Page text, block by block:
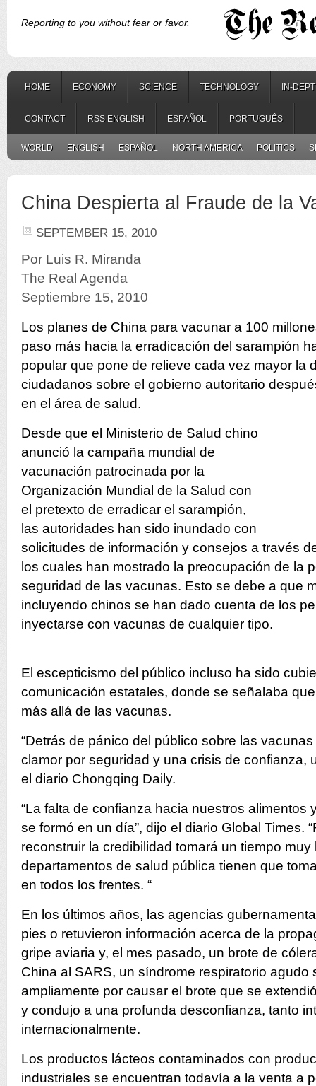
Reporting to you without fear or favor.
HOME ECONOMY SCIENCE TECHNOLOGY IN-
CONTACT RSS ENGLISH ESPAÑOL PORTUGUÊS
WORLD ENGLISH ESPAÑOL NORTH AMERICA POLITICS
China Despierta al Fraude de la
SEPTEMBER 15, 2010
Por Luis R. Miranda
The Real Agenda
Septiembre 15, 2010
Los planes de China para vacunar a 100
paso más hacia la erradicación del sarampión
popular que pone de relieve cada vez mayor la
ciudadanos sobre el gobierno autoritario
en el área de salud.
Desde que el Ministerio de Salud chino
anunció la campaña mundial de
vacunación patrocinada por la
Organización Mundial de la Salud con
el pretexto de erradicar el sarampión,
las autoridades han sido inundado con
solicitudes de información y consejos a través
los cuales han mostrado la preocupación de la
seguridad de las vacunas. Esto se debe a que
incluyendo chinos se han dado cuenta de los
inyectarse con vacunas de cualquier tipo.
El escepticismo del público incluso ha sido
comunicación estatales, donde se señalaba
más allá de las vacunas.
“Detrás de pánico del público sobre las
clamor por seguridad y una crisis de confianza,
el diario Chongqing Daily.
“La falta de confianza hacia nuestros alimentos
se formó en un día”, dijo el diario Global Times.
reconstruir la credibilidad tomará un tiempo muy
departamentos de salud pública tienen que
en todos los frentes. “
En los últimos años, las agencias
pies o retuvieron información acerca de la
gripe aviaria y, el mes pasado, un brote de
China al SARS, un síndrome respiratorio agudo
ampliamente por causar el brote que se
y condujo a una profunda desconfianza, tanto
internacionalmente.
Los productos lácteos contaminados con
industriales se encuentran todavía a la venta a